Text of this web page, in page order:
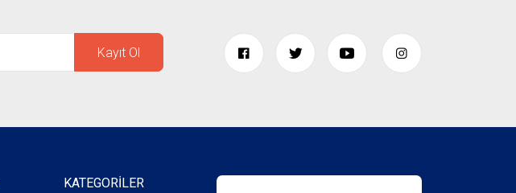
Kayıt Ol
KATEGORILER